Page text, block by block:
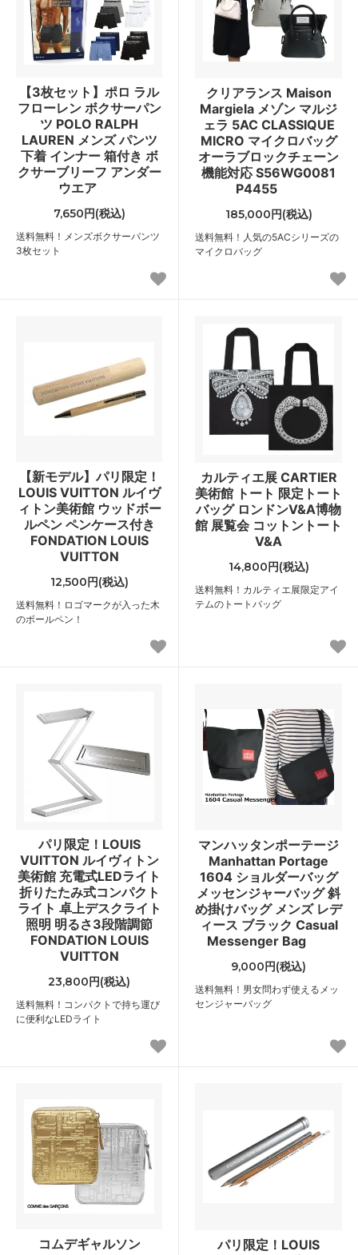
【3枚セット】ポロ ラル
フローレン ボクサーパン
ツ POLO RALPH
LAUREN メンズ パンツ
下着 インナー 箱付き ボ
クサーブリーフ アンダー
ウエア
7,650円(税込)
送料無料！メンズボクサーパンツ
3枚セット
クリアランス Maison
Margiela メゾン マルジ
ェラ 5AC CLASSIQUE
MICRO マイクロバッグ
オーラブロックチェーン
機能対応 S56WG0081
P4455
185,000円(税込)
送料無料！人気の5ACシリーズの
マイクロバッグ
【新モデル】パリ限定！
LOUIS VUITTON ルイヴ
ィトン美術館 ウッドボー
ルペン ペンケース付き
FONDATION LOUIS
VUITTON
12,500円(税込)
送料無料！ロゴマークが入った木
のボールペン！
カルティエ展 CARTIER
美術館 トート 限定トート
バッグ ロンドンV&A博物
館 展覧会 コットントート
V&A
14,800円(税込)
送料無料！カルティエ展限定アイ
テムのトートバッグ
パリ限定！LOUIS
VUITTON ルイヴィトン
美術館 充電式LEDライト
折りたたみ式コンパクト
ライト 卓上デスクライト
照明 明るさ3段階調節
FONDATION LOUIS
VUITTON
23,800円(税込)
送料無料！コンパクトで持ち運び
に便利なLEDライト
マンハッタンポーテージ
Manhattan Portage
1604 ショルダーバッグ
メッセンジャーバッグ 斜
め掛けバッグ メンズ レデ
ィース ブラック Casual
Messenger Bag
9,000円(税込)
送料無料！男女問わず使えるメッ
センジャーバッグ
コムデギャルソン
パリ限定！LOUIS